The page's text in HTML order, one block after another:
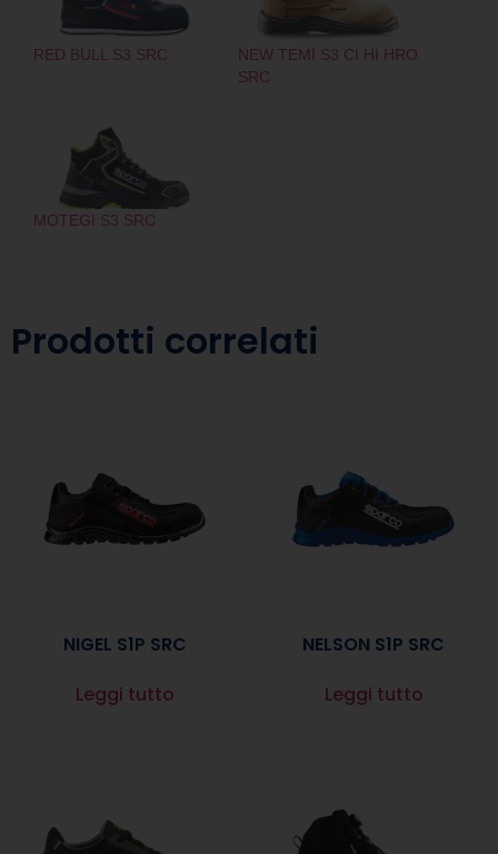
RED BULL S3 SRC
NEW TEMI S3 CI HI HRO
SRC
MOTEGI S3 SRC
Prodotti correlati
NIGEL S1P SRC
Leggi tutto
NELSON S1P SRC
Leggi tutto